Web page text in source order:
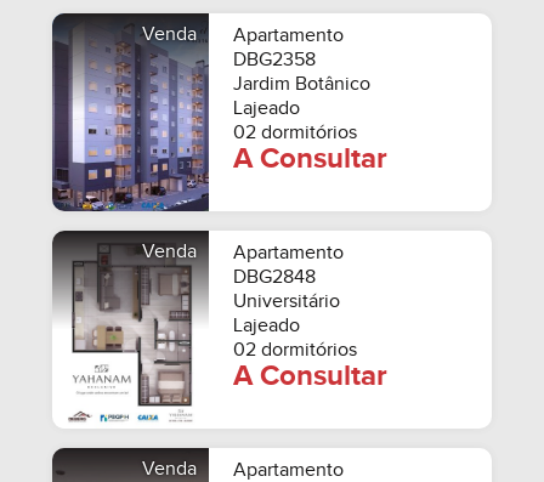
Venda
Apartamento
DBG2358
Jardim Botânico
Lajeado
02 dormitórios
A Consultar
Venda
Apartamento
DBG2848
Universitário
Lajeado
02 dormitórios
A Consultar
Venda
Apartamento